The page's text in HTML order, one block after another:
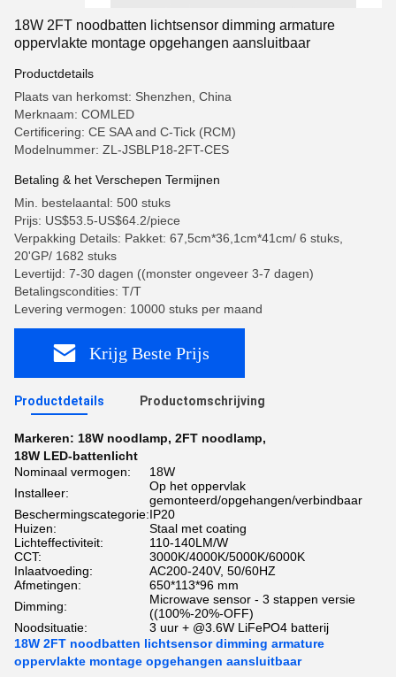
18W 2FT noodbatten lichtsensor dimming armature
oppervlakte montage opgehangen aansluitbaar
Productdetails
Plaats van herkomst: Shenzhen, China
Merknaam: COMLED
Certificering: CE SAA and C-Tick (RCM)
Modelnummer: ZL-JSBLP18-2FT-CES
Betaling & het Verschepen Termijnen
Min. bestelaantal: 500 stuks
Prijs: US$53.5-US$64.2/piece
Verpakking Details: Pakket: 67,5cm*36,1cm*41cm/ 6 stuks,
20'GP/ 1682 stuks
Levertijd: 7-30 dagen ((monster ongeveer 3-7 dagen)
Betalingscondities: T/T
Levering vermogen: 10000 stuks per maand
Krijg Beste Prijs
Productdetails Productomschrijving
Markeren: 18W noodlamp, 2FT noodlamp,
18W LED-battenlicht
Nominaal vermogen:
18W
Installeer:
Op het oppervlak
gemonteerd/opgehangen/verbindbaar
Beschermingscategorie:IP20
Huizen:
Staal met coating
Lichteffectiviteit:
110-140LM/W
CCT:
3000K/4000K/5000K/6000K
Inlaatvoeding:
AC200-240V, 50/60HZ
Afmetingen:
650*113*96 mm
Dimming:
Microwave sensor - 3 stappen versie
((100%-20%-OFF)
Noodsituatie:
3 uur + @3.6W LiFePO4 batterij
18W 2FT noodbatten lichtsensor dimming armature
oppervlakte montage opgehangen aansluitbaar